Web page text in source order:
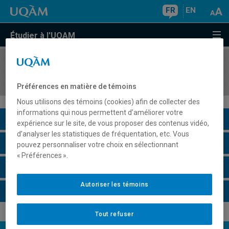
FR EN
Étudier à l'UQAM
COURS//
Description du cours
Horaire - Été 2026
Préférences en matière de témoins
Nous utilisons des témoins (cookies) afin de collecter des
informations qui nous permettent d’améliorer votre
expérience sur le site, de vous proposer des contenus vidéo,
d’analyser les statistiques de fréquentation, etc. Vous
pouvez personnaliser votre choix en sélectionnant
« Préférences ».
Tout refuser
Autoriser les témoins